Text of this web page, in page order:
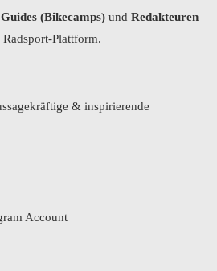
Guides (Bikecamps) und Redakteuren
Plattform.
& inspirierende
Account